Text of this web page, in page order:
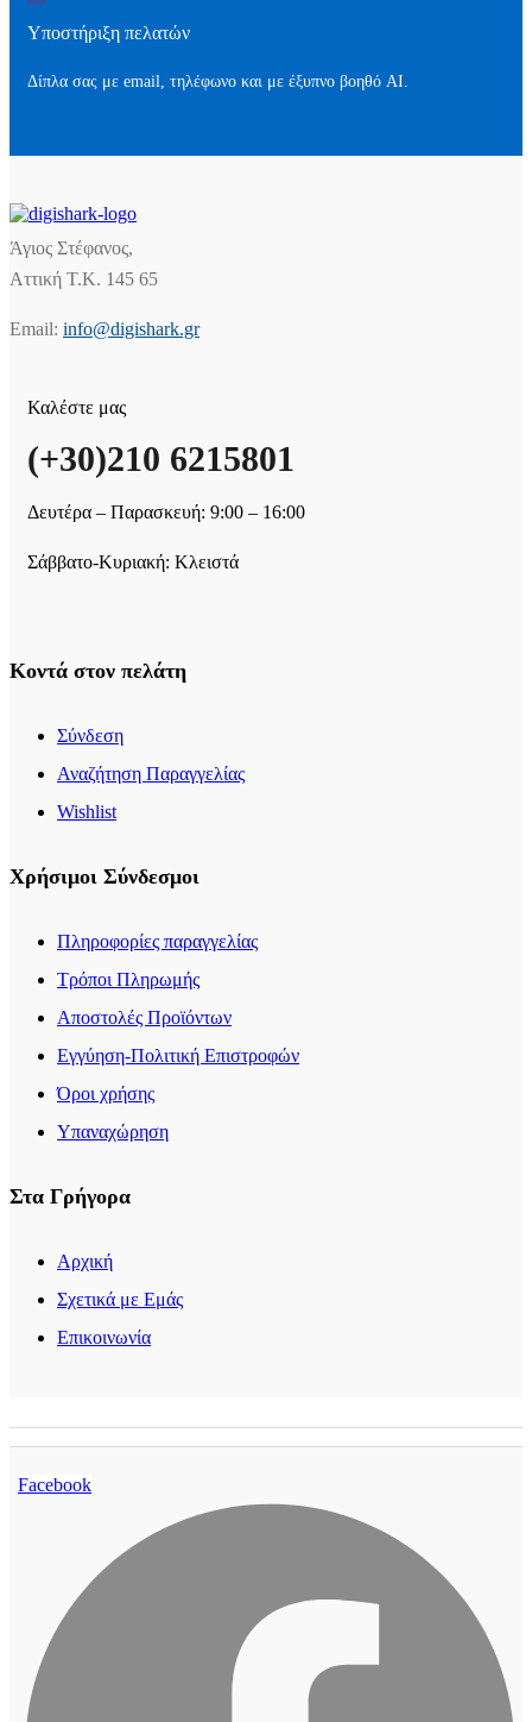
Υποστήριξη πελατών
Δίπλα σας με email, τηλέφωνο και με έξυπνο βοηθό AI.
Άγιος Στέφανος,
Αττική Τ.Κ. 145 65
Email: info@digishark.gr
Καλέστε μας
(+30)210 6215801
Δευτέρα – Παρασκευή: 9:00 – 16:00
Σάββατο-Κυριακή: Κλειστά
Κοντά στον πελάτη
Σύνδεση
Αναζήτηση Παραγγελίας
Wishlist
Χρήσιμοι Σύνδεσμοι
Πληροφορίες παραγγελίας
Τρόποι Πληρωμής
Αποστολές Προϊόντων
Εγγύηση-Πολιτική Επιστροφών
Όροι χρήσης
Υπαναχώρηση
Στα Γρήγορα
Αρχική
Σχετικά με Εμάς
Επικοινωνία
Facebook